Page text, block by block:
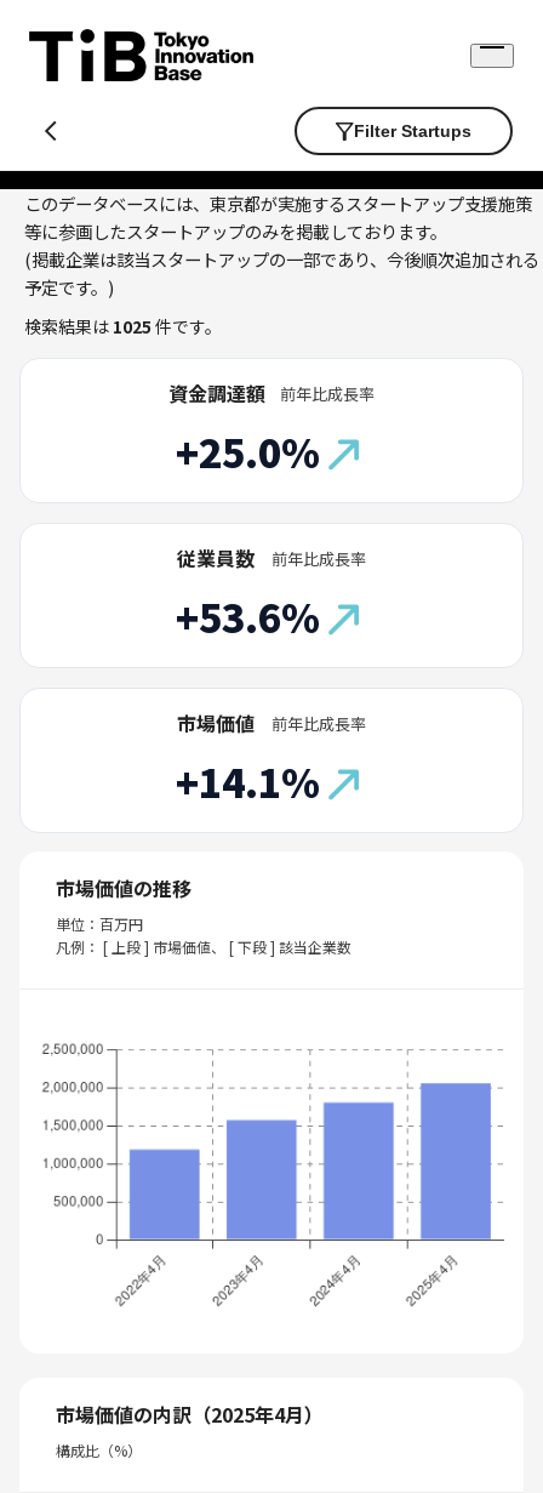
content
Open
Filter Startups
このデータベースには、東京都が実施するスタートアップ支援施策
等に参画したスタートアップのみを掲載しております。
(掲載企業は該当スタートアップの一部であり、今後順次追加される
予定です。)
検索結果は 1025 件です。
資金調達額
+25.0%
前年比成長率
従業員数
+53.6%
前年比成長率
市場価値
+14.1%
前年比成長率
市場価値の推移
単位：百万円
凡例： [ 上段 ] 市場価値、 [ 下段 ] 該当企業数
市場価値の内訳（2025年4月）
構成比（%）